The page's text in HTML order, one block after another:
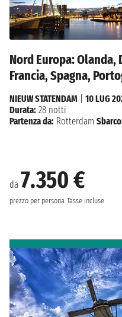
Nord Europa: Olanda,
Francia, Spagna,
da 7.350 €
prezzo per persona Tasse incluse
NIEUW STATENDAM
10 LUG
Durata: 28 notti
Partenza da: Rotterdam